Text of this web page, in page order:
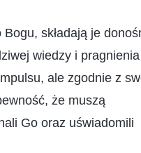
składają je
wiedzy i pragnienia
ale zgodnie z
że muszą
Go oraz uświadomili